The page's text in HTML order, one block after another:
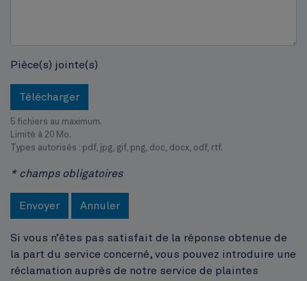
Pièce(s) jointe(s)
Télécharger
5 fichiers au maximum.
Limité à 20 Mo.
Types autorisés : pdf, jpg, gif, png, doc, docx, odf, rtf.
* champs obligatoires
Envoyer Annuler
Si vous n’êtes pas satisfait de la réponse obtenue de
la part du service concerné, vous pouvez introduire une
réclamation auprès de notre service de plaintes